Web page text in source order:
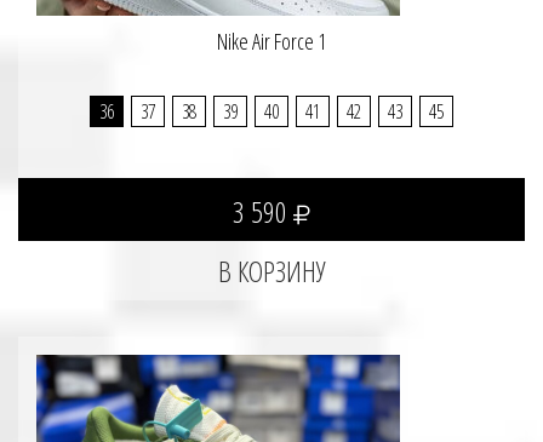
Nike Air Force 1
36 37 38 39 40 41 42 43 45
3 590